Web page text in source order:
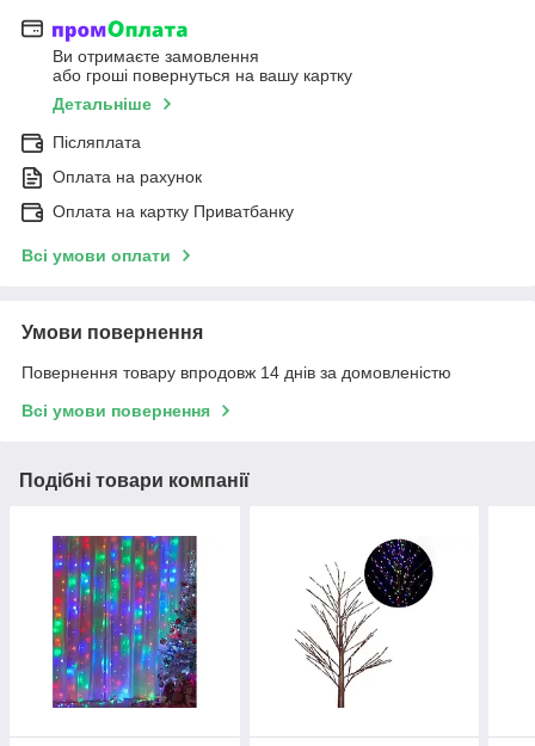
Ви отримаєте замовлення
або гроші повернуться на вашу картку
Детальніше
Післяплата
Оплата на рахунок
Оплата на картку Приватбанку
Всі умови оплати
Умови повернення
Повернення товару впродовж 14 днів за домовленістю
Всі умови повернення
Подібні товари компанії